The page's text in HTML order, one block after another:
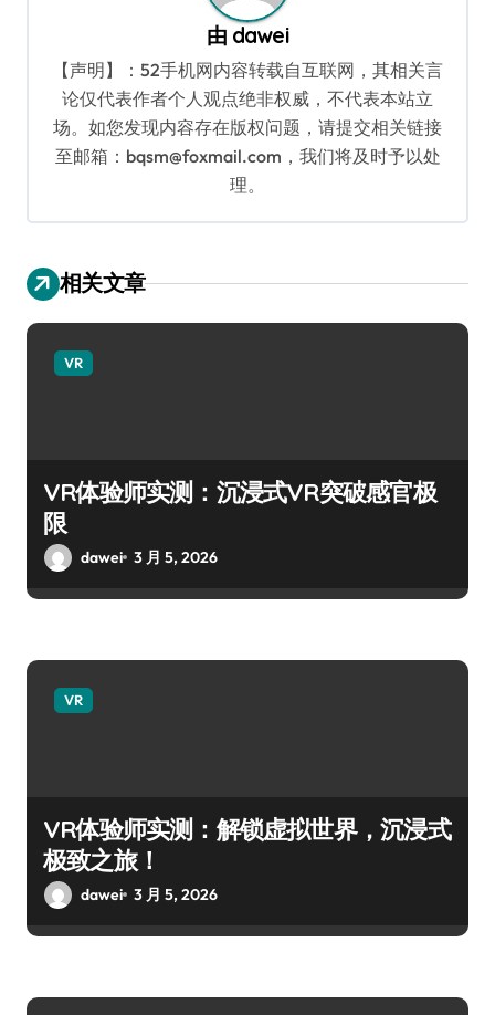
由 dawei
【声明】：52手机网内容转载自互联网，其相关言
论仅代表作者个人观点绝非权威，不代表本站立
场。如您发现内容存在版权问题，请提交相关链接
至邮箱：bqsm@foxmail.com，我们将及时予以处
理。
相关文章
VR
VR体验师实测：沉浸式VR突破感官极
限
dawei 3 月 5, 2026
VR
VR体验师实测：解锁虚拟世界，沉浸式
极致之旅！
dawei 3 月 5, 2026